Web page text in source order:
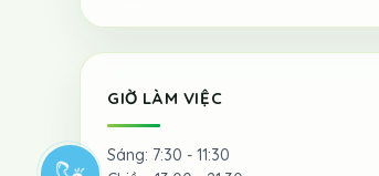
GIỜ LÀM VIỆC
Sáng: 7:30 - 11:30